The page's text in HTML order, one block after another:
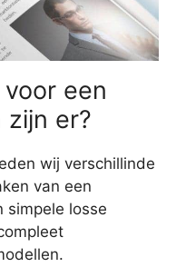
een
zijn er?
wij verschillinde
van een
simpele losse